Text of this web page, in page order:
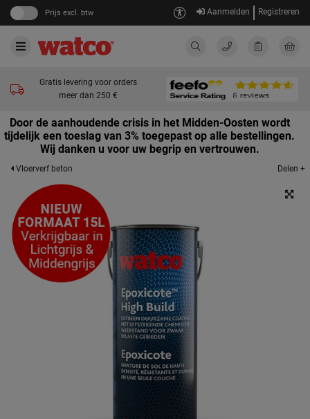
Prijs excl. btw Aanmelden Registreren
Gratis levering voor orders
meer dan 250 €
Door de aanhoudende crisis in het Midden-Oosten wordt
tijdelijk een toeslag van 3% toegepast op alle bestellingen.
Wij danken u voor uw begrip en vertrouwen.
Vloerverf beton Delen +